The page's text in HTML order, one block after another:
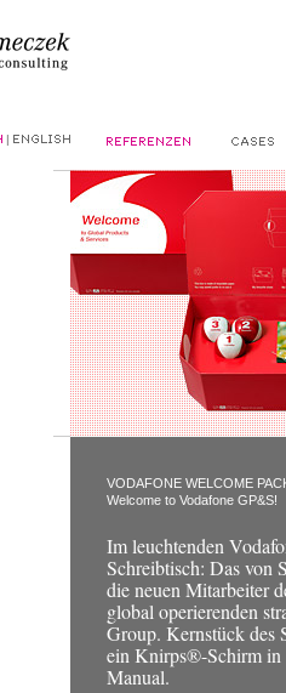
|
VODAFONE WELCOME
Welcome to Vodafone GP&S!
Im leuchtenden
Schreibtisch: Das von
die neuen Mitarbeiter
global operierenden
Group. Kernstück des
ein Knirps®-Schirm in
Manual.